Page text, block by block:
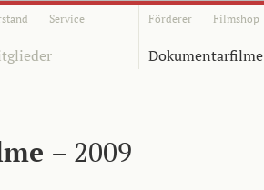
Service Förderer Filmshop
Dokumentarfilme
– 2009